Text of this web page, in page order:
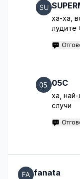
ха-ха,
лудите
05C
ха,
случи
fanata